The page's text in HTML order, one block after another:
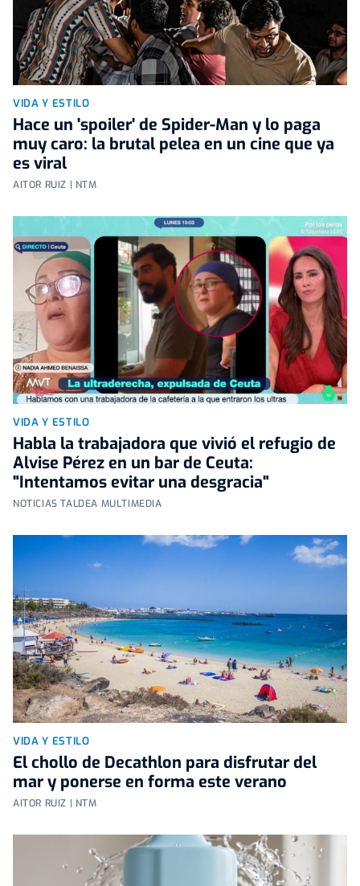
VIDA Y ESTILO
Hace un 'spoiler' de Spider-Man y lo paga
muy caro: la brutal pelea en un cine que ya
es viral
AITOR RUIZ | NTM
VIDA Y ESTILO
Habla la trabajadora que vivió el refugio de
Alvise Pérez en un bar de Ceuta:
"Intentamos evitar una desgracia"
NOTICIAS TALDEA MULTIMEDIA
VIDA Y ESTILO
El chollo de Decathlon para disfrutar del
mar y ponerse en forma este verano
AITOR RUIZ | NTM